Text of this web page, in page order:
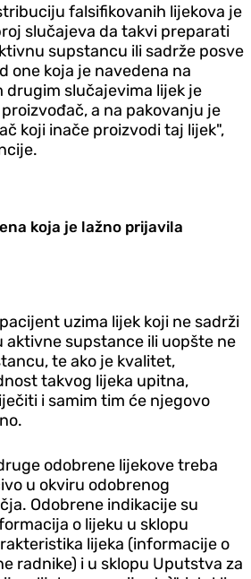
falsifikovanih lijekova je
slučajeva da takvi preparati
supstancu ili sadrže posve
one koja je navedena na
drugim slučajevima lijek je
a na pakovanju je
koji inače proizvodi taj lijek",
koja je lažno prijavila
uzima lijek koji ne sadrži
aktivne supstance ili uopšte ne
te ako je kvalitet,
takvog lijeka upitna,
i samim tim će njegovo
odobrene lijekove treba
u okviru odobrenog
Odobrene indikacije su
o lijeku u sklopu
lijeka (informacije o
radnike) i u sklopu Uputstva za